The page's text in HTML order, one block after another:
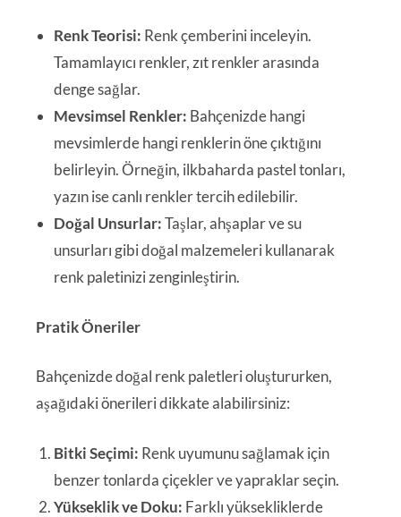
Renk Teorisi: Renk çemberini inceleyin.
Tamamlayıcı renkler, zıt renkler arasında
denge sağlar.
Mevsimsel Renkler: Bahçenizde hangi
mevsimlerde hangi renklerin öne çıktığını
belirleyin. Örneğin, ilkbaharda pastel tonları,
yazın ise canlı renkler tercih edilebilir.
Doğal Unsurlar:Taşlar, ahşaplar ve su
unsurları gibi doğal malzemeleri kullanarak
renk paletinizi zenginleştirin.
Pratik Öneriler
Bahçenizde doğal renk paletleri oluştururken,
aşağıdaki önerileri dikkate alabilirsiniz:
Bitki Seçimi: Renk uyumunu sağlamak için
benzer tonlarda çiçekler ve yapraklar seçin.
Yükseklik ve Doku: Farklı yüksekliklerde